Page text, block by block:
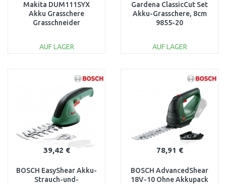
Makita DUM111SYX
Akku Grasschere
Grasschneider
AUF LAGER
Vergleichen
Gardena ClassicCut Set
Akku-Grasschere, 8cm
9855-20
AUF LAGER
Vergleichen
39,42 €
BOSCH EasyShear Akku-
Strauch-und-
78,91 €
BOSCH AdvancedShear
18V-10 Ohne Akkupack